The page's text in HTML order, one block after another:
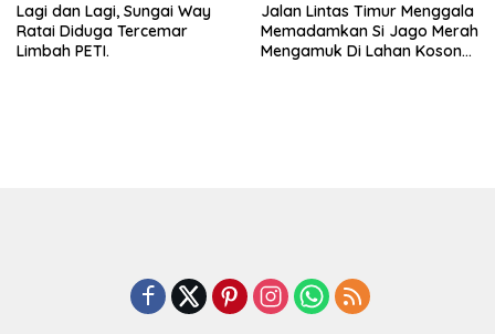
Lagi dan Lagi, Sungai Way
Ratai Diduga Tercemar
Limbah PETI.
Jalan Lintas Timur Menggala
Memadamkan Si Jago Merah
Mengamuk Di Lahan Kosong,